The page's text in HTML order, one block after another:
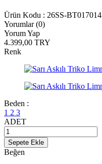
Ürün Kodu : 26SS-BT017014
Yorumlar (0)
Yorum Yap
4.399,00 TRY
Renk
Beden :
1 2 3
ADET
Sepete Ekle
Beğen